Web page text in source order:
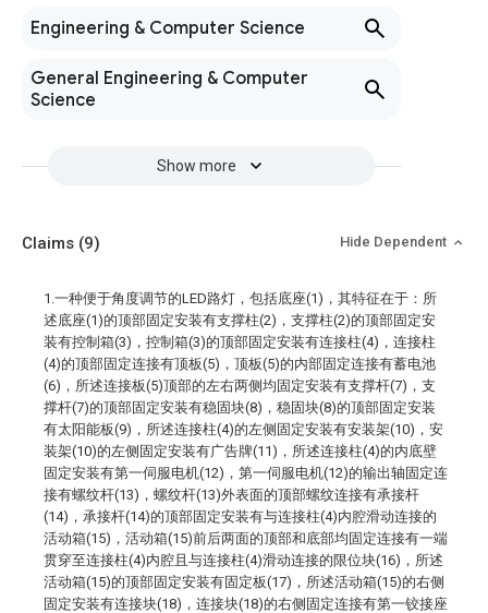
Engineering & Computer Science
General Engineering & Computer
Science
Show more
Claims (9) Hide Dependent
1.一种便于角度调节的LED路灯，包括底座(1)，其特征在于：所
述底座(1)的顶部固定安装有支撑柱(2)，支撑柱(2)的顶部固定安
装有控制箱(3)，控制箱(3)的顶部固定安装有连接柱(4)，连接柱
(4)的顶部固定连接有顶板(5)，顶板(5)的内部固定连接有蓄电池
(6)，所述连接板(5)顶部的左右两侧均固定安装有支撑杆(7)，支
撑杆(7)的顶部固定安装有稳固块(8)，稳固块(8)的顶部固定安装
有太阳能板(9)，所述连接柱(4)的左侧固定安装有安装架(10)，安
装架(10)的左侧固定安装有广告牌(11)，所述连接柱(4)的内底壁
固定安装有第一伺服电机(12)，第一伺服电机(12)的输出轴固定连
接有螺纹杆(13)，螺纹杆(13)外表面的顶部螺纹连接有承接杆
(14)，承接杆(14)的顶部固定安装有与连接柱(4)内腔滑动连接的
活动箱(15)，活动箱(15)前后两面的顶部和底部均固定连接有一端
贯穿至连接柱(4)内腔且与连接柱(4)滑动连接的限位块(16)，所述
活动箱(15)的顶部固定安装有固定板(17)，所述活动箱(15)的右侧
固定安装有连接块(18)，连接块(18)的右侧固定连接有第一铰接座